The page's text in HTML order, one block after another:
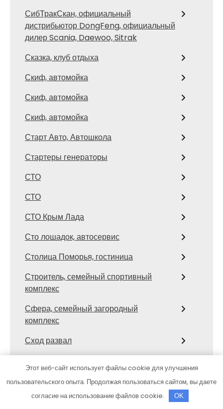
СибТракСкан, официальный
дистрибьютор DongFeng, официальный
дилер Scania, Daewoo, Sitrak
Сказка, клуб отдыха
Скиф, автомойка
Скиф, автомойка
Скиф, автомойка
Старт Авто, Автошкола
Стартеры генераторы
СТО
СТО
СТО Крым Лада
Сто лошадок, автосервис
Столица Поморья, гостиница
Строитель, семейный спортивный
комплекс
Сфера, семейный загородный
комплекс
Сход развал
Сывлах, Баня №3
Темерницкий, развлекательный
Этот веб-сайт использует файлы cookie для улучшения
пользовательского опыта. Продолжая пользоваться сайтом, вы даете
согласие на использование файлов cookie.
OK